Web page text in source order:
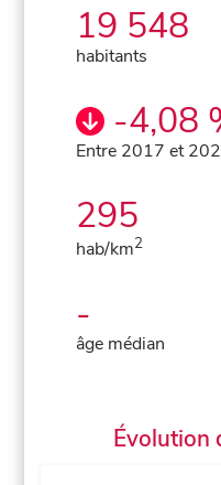
19 548
habitants
-4,08
Entre 2017 et
295
hab/km2
-
âge médian
Évolution